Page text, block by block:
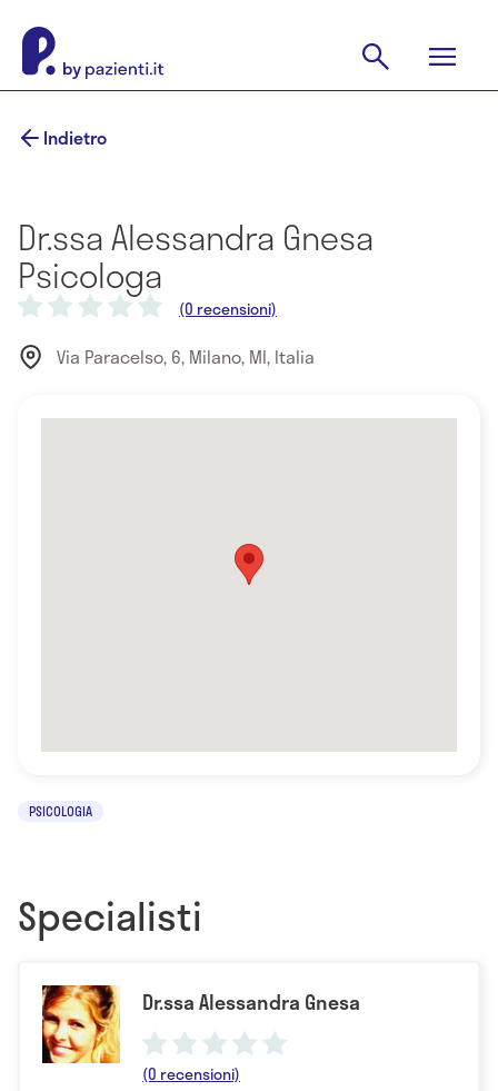
Indietro
Dr.ssa Alessandra Gnesa
Psicologa
(0 recensioni)
Via Paracelso, 6, Milano, MI, Italia
PSICOLOGIA
Specialisti
Dr.ssa Alessandra Gnesa
(0 recensioni)